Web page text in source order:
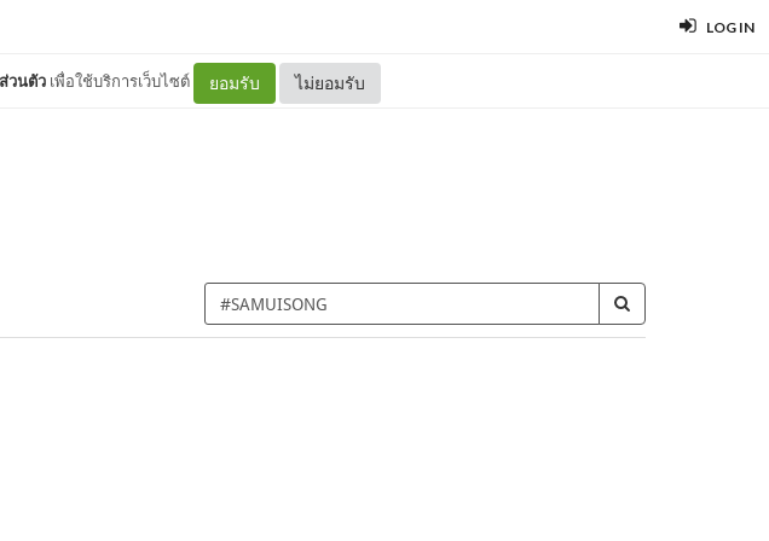
LOG IN
วนตัว เพื่อใช้บริการเว็บไซต์ ยอมรับ ไม่ยอมรับ